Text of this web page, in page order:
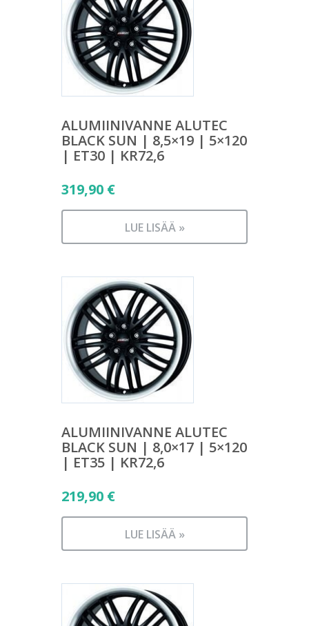
ALUMIINIVANNE ALUTEC
BLACK SUN | 8,5×19 | 5×120
| ET30 | KR72,6
319,90 €
LUE LISÄÄ »
ALUMIINIVANNE ALUTEC
BLACK SUN | 8,0×17 | 5×120
| ET35 | KR72,6
219,90 €
LUE LISÄÄ »